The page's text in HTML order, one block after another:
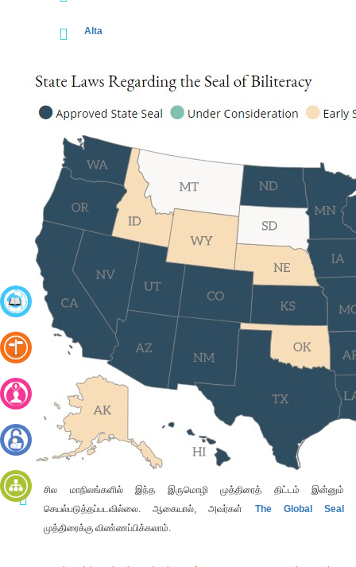
கற்றல்
நிலைகள்
அறிமுக
வகுப்பு
சேர
உள்நுழைய
தள
Alta
சில மாநிலங்களில் இந்த இருமொழி முத்திரைத் திட்டம் இன்னும்
செயல்படுத்தப்படவில்லை. ஆகையால், அவர்கள் The Global Seal
முத்திரைக்கு விண்ணப்பிக்கலாம்.